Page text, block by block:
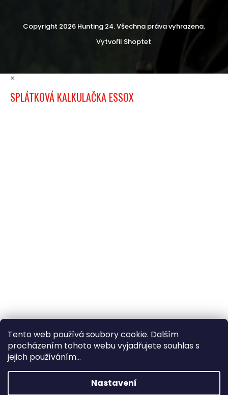
Tento web používá soubory cookie. Dalším
procházením tohoto webu vyjadřujete souhlas s
jejich používáním...
Nastavení
Vytvořil Shoptet
Copyright 2026 Hunting 24. Všechna práva vyhrazena.
×
SPLÁTKOVÁ KALKULAČKA ESSOX
×
Hledáte nejvýhodnější cenu? Získáte jí
pomocíregistrace